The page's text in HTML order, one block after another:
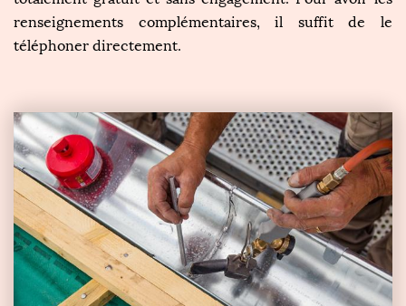
renseignements complémentaires, il suffit de le
téléphoner directement.